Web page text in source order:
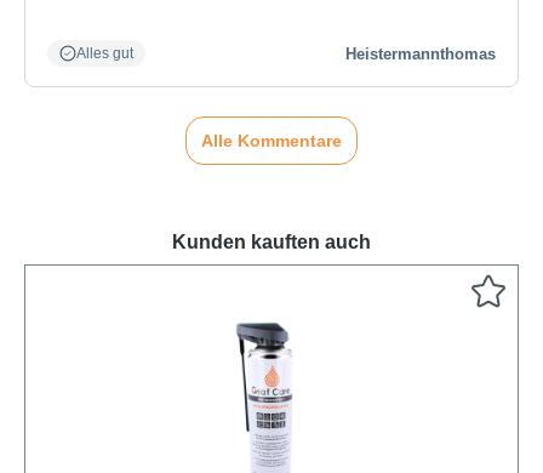
Alles gut Heistermannthomas
Alle Kommentare
Kunden kauften auch